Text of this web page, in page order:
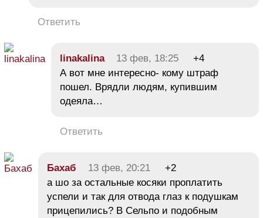
Ответить
linakalina 13 фев, 18:25
+4
А вот мне интересно- кому штраф
пошел. Врядли людям, купившим
одеяла…
Ответить
Бахаб 13 фев, 20:21
+2
а шо за остальные косяки проплатить
успели и так для отвода глаз к подушкам
прицепились? В Сельпо и подобным